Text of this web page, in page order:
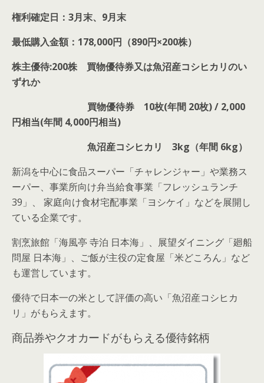
権利確定日：3月末、9月末
最低購入金額：178,000円（890円×200株）
株主優待:200株 買物優待券又は魚沼産コシヒカリのい
ずれか
買物優待券 10枚(年間 20枚) / 2,000
円相当(年間 4,000円相当)
魚沼産コシヒカリ 3kg（年間 6kg）
新潟を中心に食品スーパー「チャレンジャー」や業務ス
ーパー、事業所向け弁当給食事業「フレッシュランチ
39」、 家庭向け食材宅配事業「ヨシケイ」などを展開し
ている企業です。
割烹旅館「海風亭 寺泊 日本海」、展望ダイニング「廻船
問屋 日本海」、ご飯が主役の定食屋「米どころん」など
も運営しています。
優待で日本一の米として評価の高い「魚沼産コシヒカ
リ」がもらえます。
商品券やクオカードがもらえる優待銘柄